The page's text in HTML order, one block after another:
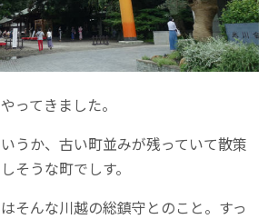
ってきました。
うか、古い町並みが残っていて散策
そうな町でしす。
そんな川越の総鎮守とのこと。すっ